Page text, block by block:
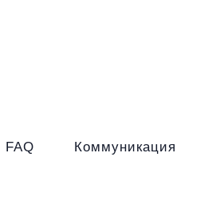
FAQ Коммуникация